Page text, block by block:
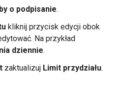
o podpisanie.
kliknij przycisk edycji obok
Na przykład
dziennie.
zaktualizuj Limit przydziału.